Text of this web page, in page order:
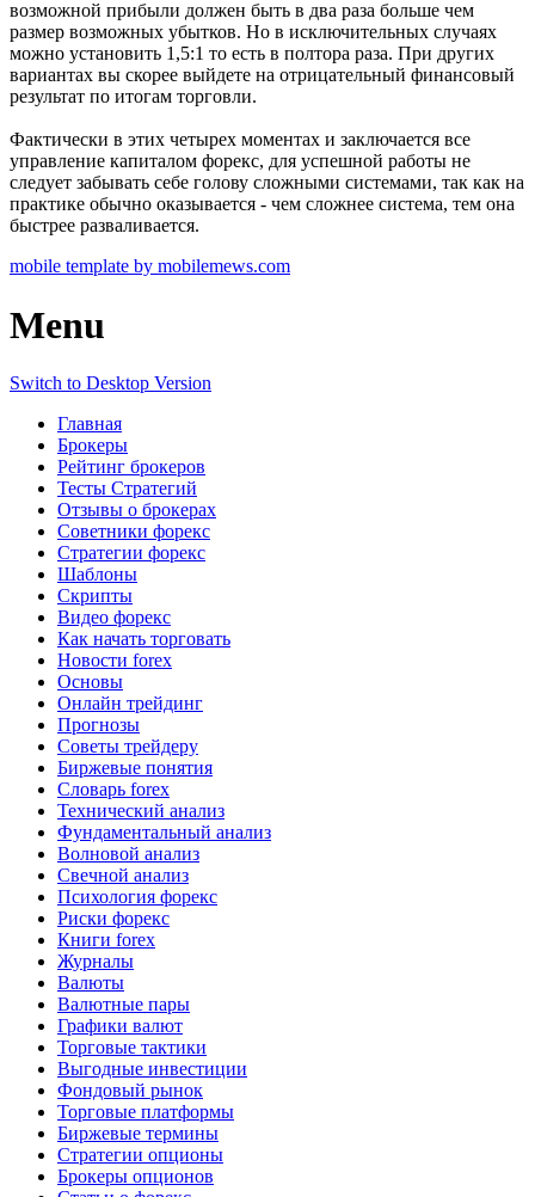
возможной прибыли должен быть в два раза больше чем
размер возможных убытков. Но в исключительных случаях
можно установить 1,5:1 то есть в полтора раза. При других
вариантах вы скорее выйдете на отрицательный финансовый
результат по итогам торговли.
Фактически в этих четырех моментах и заключается все
управление капиталом форекс, для успешной работы не
следует забывать себе голову сложными системами, так как на
практике обычно оказывается - чем сложнее система, тем она
быстрее разваливается.
mobile template by mobilemews.com
Menu
Switch to Desktop Version
Главная
Брокеры
Рейтинг брокеров
Тесты Стратегий
Отзывы о брокерах
Советники форекс
Стратегии форекс
Шаблоны
Скрипты
Видео форекс
Как начать торговать
Новости forex
Основы
Онлайн трейдинг
Прогнозы
Советы трейдеру
Биржевые понятия
Словарь forex
Технический анализ
Фундаментальный анализ
Волновой анализ
Свечной анализ
Психология форекс
Риски форекс
Книги forex
Журналы
Валюты
Валютные пары
Графики валют
Торговые тактики
Выгодные инвестиции
Фондовый рынок
Торговые платформы
Биржевые термины
Стратегии опционы
Брокеры опционов